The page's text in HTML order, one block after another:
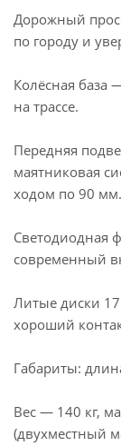
Дорожный
по городу и
Колёсная база
на трассе.
Передняя
маятниковая
ходом по 90 мм.
Светодиодная
современный
Литые диски
хороший
Габариты:
Вес — 140 кг,
(двухместный